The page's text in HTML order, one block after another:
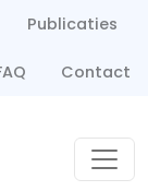
Publicaties
Contact